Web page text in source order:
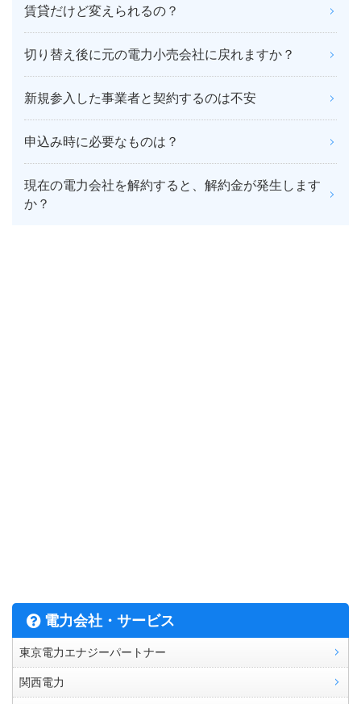
賃貸だけど変えられるの？
切り替え後に元の電力小売会社に戻れますか？
新規参入した事業者と契約するのは不安
申込み時に必要なものは？
現在の電力会社を解約すると、解約金が発生します
か？
電力会社・サービス
東京電力エナジーパートナー
関西電力